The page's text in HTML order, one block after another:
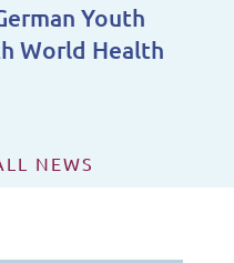
Youth
World Health
NEWS